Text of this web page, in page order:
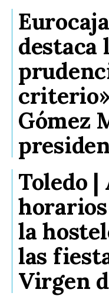
destaca
Gómez
Toledo
la
las
Virgen